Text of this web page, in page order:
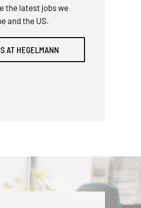
the latest jobs we
and the US.
AT HEGELMANN